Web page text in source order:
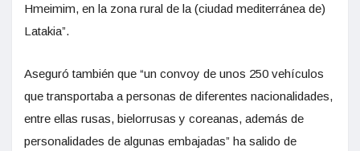
Hmeimim, en la zona rural de la (ciudad mediterránea de)
Latakia”.
Aseguró también que “un convoy de unos 250 vehículos
que transportaba a personas de diferentes nacionalidades,
entre ellas rusas, bielorrusas y coreanas, además de
personalidades de algunas embajadas” ha salido de